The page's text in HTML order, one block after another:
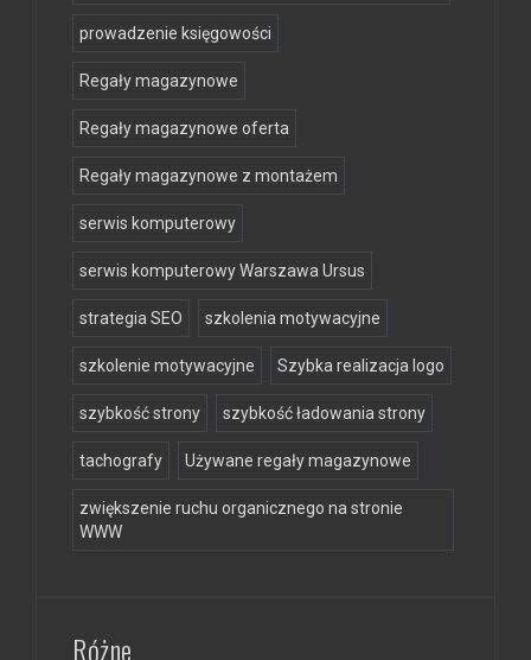
prowadzenie księgowości
Regały magazynowe
Regały magazynowe oferta
Regały magazynowe z montażem
serwis komputerowy
serwis komputerowy Warszawa Ursus
strategia SEO szkolenia motywacyjne
szkolenie motywacyjne Szybka realizacja logo
szybkość strony szybkość ładowania strony
tachografy Używane regały magazynowe
zwiększenie ruchu organicznego na stronie
WWW
Różne